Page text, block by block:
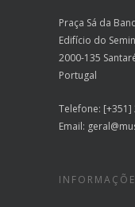
Praça Sá da
Edifício do
2000-135
Portugal
Telefone: [+351]
Email: